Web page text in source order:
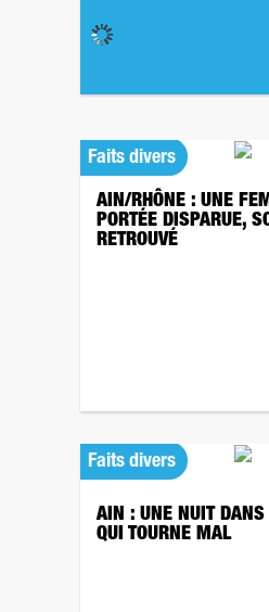
Faits divers
AIN/RHÔNE : UNE
PORTÉE DISPARUE,
RETROUVÉ
Faits divers
AIN : UNE NUIT DANS
QUI TOURNE MAL